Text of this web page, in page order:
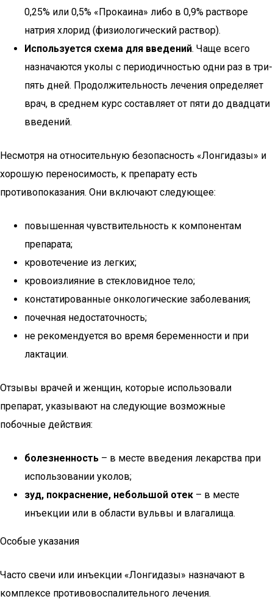
0,25% или 0,5% «Прокаина» либо в 0,9% растворе
натрия хлорид (физиологический раствор).
Используется схема для введений. Чаще всего
назначаются уколы с периодичностью одни раз в три-
пять дней. Продолжительность лечения определяет
врач, в среднем курс составляет от пяти до двадцати
введений.
Несмотря на относительную безопасность «Лонгидазы» и
хорошую переносимость, к препарату есть
противопоказания. Они включают следующее:
повышенная чувствительность к компонентам
препарата;
кровотечение из легких;
кровоизлияние в стекловидное тело;
констатированные онкологические заболевания;
почечная недостаточность;
не рекомендуется во время беременности и при
лактации.
Отзывы врачей и женщин, которые использовали
препарат, указывают на следующие возможные
побочные действия:
болезненность – в месте введения лекарства при
использовании уколов;
зуд, покраснение, небольшой отек – в месте
инъекции или в области вульвы и влагалища.
Особые указания
Часто свечи или инъекции «Лонгидазы» назначают в
комплексе противовоспалительного лечения.